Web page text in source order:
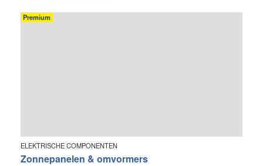
Premium
ELEKTRISCHE COMPONENTEN
Zonnepanelen & omvormers